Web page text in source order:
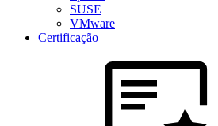
SUSE
VMware
Certificação